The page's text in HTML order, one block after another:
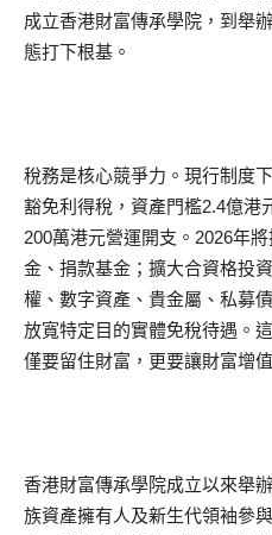
成立香港財富傳承學院，到舉
態打下根基。
稅務是核心競爭力。現行制度
豁免利得稅，資產門檻2.4億港
200萬港元營運開支。2026年
金、捐款基金；擴大合資格投
權、數字資產、貴金屬、私募
放寬特定目的實體免稅待遇。
僅要留住財富，更要讓財富增
香港財富傳承學院成立以來舉
族資產擁有人及新生代領袖參